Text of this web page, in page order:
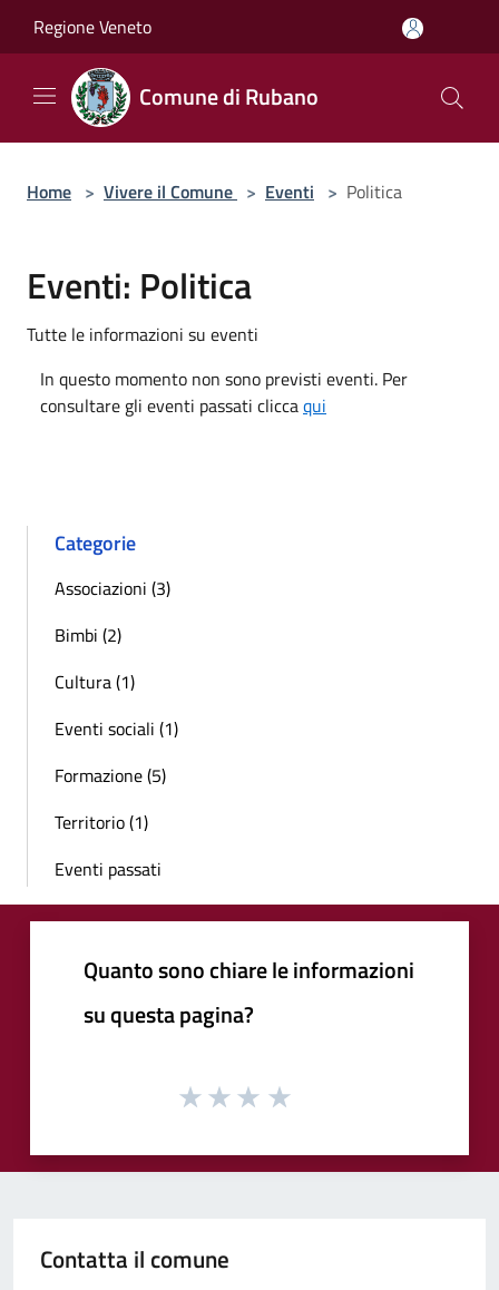
Regione Veneto
Comune di Rubano
Home > Vivere il Comune > Eventi > Politica
Eventi: Politica
Tutte le informazioni su eventi
In questo momento non sono previsti eventi. Per
consultare gli eventi passati cliccaqui
Categorie
Associazioni (3)
Bimbi (2)
Cultura (1)
Eventi sociali (1)
Formazione (5)
Territorio (1)
Eventi passati
Quanto sono chiare le informazioni
su questa pagina?
Contatta il comune